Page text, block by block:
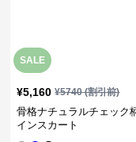
SALE
¥5,160 ¥5740(割引前)
骨格ナチュラルチェック
インスカート